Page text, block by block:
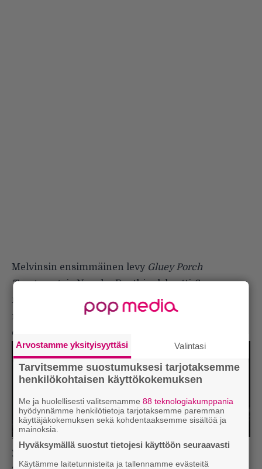
Melvinsin ensimmäinen levy Gluey Porch
Treatmentsja Napalm Deathin debyyttiScum
näkivät molemmat päivänvalon 1987. 29 vuotta
myöhemmin yhtyeet kiersivät Yhdysvaltoja
ensimmäistä kertaa yhdessä.
Napalm Death. Kuva: Gobinder Hjitta
Kun uusi yhteiskiertue häämötti keväällä 2025,
yhtyeet halusivat tarjota yleisölleen jotain
Arvostamme yksityisyyttäsi Valintasi
Tarvitsemme suostumuksesi tarjotaksemme
henkilökohtaisen käyttökokemuksen
Me ja huolellisesti valitsemamme88 teknologiakumppania
hyödynnämme henkilötietoja tarjotaksemme paremman
käyttäjäkokemuksen sekä kohdentaaksemme sisältöä ja
mainoksia.
Hyväksymällä suostut tietojesi käyttöön seuraavasti
Käytämme laitetunnisteita ja tallennamme evästeitä